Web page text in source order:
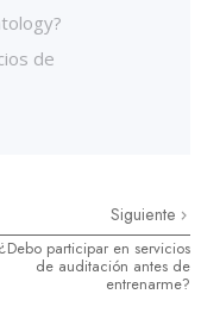
de
Siguiente
¿Debo participar en servicios
de auditación antes de
entrenarme?